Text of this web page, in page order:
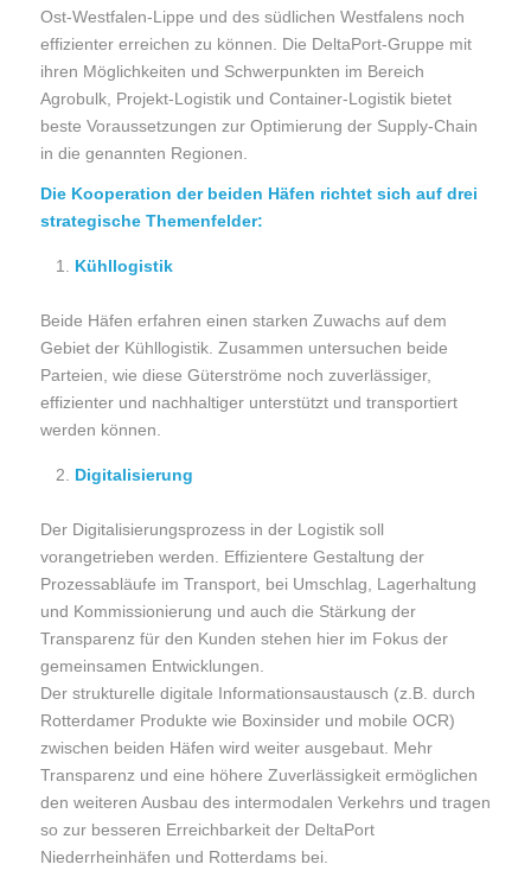
Ost-Westfalen-Lippe und des südlichen Westfalens noch
effizienter erreichen zu können. Die DeltaPort-Gruppe mit
ihren Möglichkeiten und Schwerpunkten im Bereich
Agrobulk, Projekt-Logistik und Container-Logistik bietet
beste Voraussetzungen zur Optimierung der Supply-Chain
in die genannten Regionen.
Die Kooperation der beiden Häfen richtet sich auf drei
strategische Themenfelder:
Kühllogistik
Beide Häfen erfahren einen starken Zuwachs auf dem
Gebiet der Kühllogistik. Zusammen untersuchen beide
Parteien, wie diese Güterströme noch zuverlässiger,
effizienter und nachhaltiger unterstützt und transportiert
werden können.
Digitalisierung
Der Digitalisierungsprozess in der Logistik soll
vorangetrieben werden. Effizientere Gestaltung der
Prozessabläufe im Transport, bei Umschlag, Lagerhaltung
und Kommissionierung und auch die Stärkung der
Transparenz für den Kunden stehen hier im Fokus der
gemeinsamen Entwicklungen.
Der strukturelle digitale Informationsaustausch (z.B. durch
Rotterdamer Produkte wie Boxinsider und mobile OCR)
zwischen beiden Häfen wird weiter ausgebaut. Mehr
Transparenz und eine höhere Zuverlässigkeit ermöglichen
den weiteren Ausbau des intermodalen Verkehrs und tragen
so zur besseren Erreichbarkeit der DeltaPort
Niederrheinhäfen und Rotterdams bei.